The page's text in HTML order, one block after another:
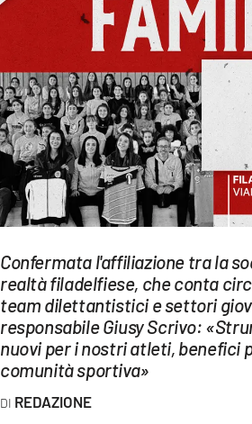
ECONOMIA E LAVORO
EVENTI
SPORT
Streaming
LAC TV
LAC ONAIR
LaC
Network
LACPLAY.IT
Confermata l'affiliazione tra la
realtà filadelfiese, che conta
team dilettantistici e settori
responsabile Giusy Scrivo:
nuovi per i nostri atleti, benefici
comunità sportiva»
REDAZIONE